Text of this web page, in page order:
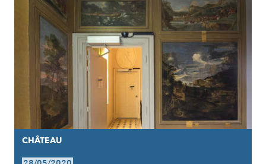
CHÂTEAU